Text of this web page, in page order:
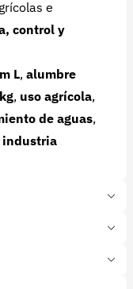
e
control y
L, alumbre
, uso agrícola,
de aguas,
industria